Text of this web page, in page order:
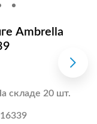
Ambrella
складе 20 шт.